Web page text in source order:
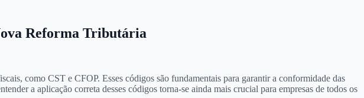
Reforma Tributária
como CST e CFOP. Esses códigos são fundamentais para garantir a conformidade das
a aplicação correta desses códigos torna-se ainda mais crucial para empresas de todos os